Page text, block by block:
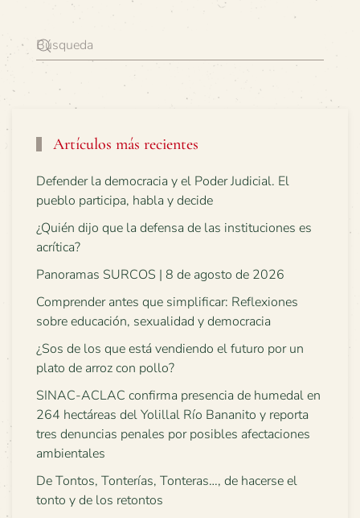
Artículos más recientes
Defender la democracia y el Poder Judicial. El
pueblo participa, habla y decide
¿Quién dijo que la defensa de las instituciones es
acrítica?
Panoramas SURCOS | 8 de agosto de 2026
Comprender antes que simplificar: Reflexiones
sobre educación, sexualidad y democracia
¿Sos de los que está vendiendo el futuro por un
plato de arroz con pollo?
SINAC-ACLAC confirma presencia de humedal en
264 hectáreas del Yolillal Río Bananito y reporta
tres denuncias penales por posibles afectaciones
ambientales
De Tontos, Tonterías, Tonteras…, de hacerse el
tonto y de los retontos